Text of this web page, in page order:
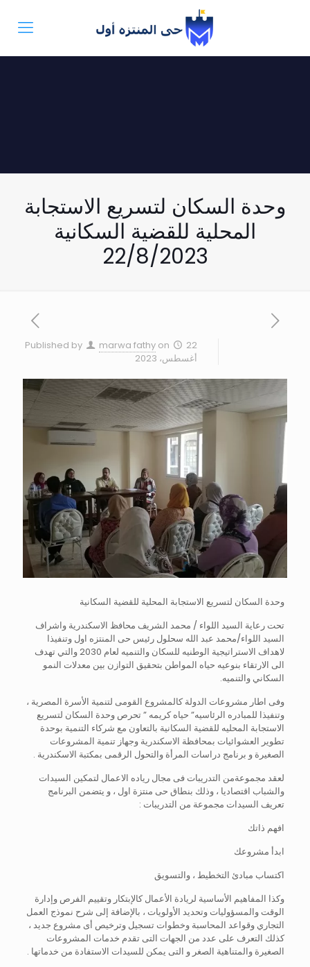
وحدة السكان لتسريع الاستجابة
المحلية للقضية السكانية
22/8/2023
Published by marwa fathy on
22
أغسطس، 2023
وحدة السكان لتسريع الاستجابة المحلية للقضية السكانية
تحت رعاية السيد اللواء / محمد الشريف محافظ الاسكندرية واشراف
السيد اللواء/محمد عبد الله سحلول رئيس حى المنتزه اول وتنفيذا
لاهداف الاستراتيجية الوطنيه للسكان والتنميه لعام 2030 والتي تهدف
الى الارتقاء بنوعيه حياه المواطن بتحقيق التوازن بين معدلات النمو
السكاني والتنميه.
وفى اطار مشروعات الدولة كالمشروع القومى لتنمية الأسرة المصرية ،
وتنفيذا للمبادره الرئاسيه” حياه كريمه ” تحرص وحدة السكان لتسريع
الاستجابة المحليه للقضية السكانية بالتعاون مع شركاء التنمية بوحدة
تطوير العشوائيات بمحافظة الاسكندرية وجهاز تنمية المشروعات
الصغيرة و برنامج دراسات المرأة والتحول الرقمى بمكتبة الاسكندرية .
لعقد مجموعةمن التدريبات فى مجال رياده الاعمال لتمكين السيدات
والشباب اقتصاديا ، وذلك بنطاق حى منتزة اول ، و يتضمن البرنامج
تعريف السيدات مجموعة من التدريبات :
افهم ذاتك
ابدأ مشروعك
اكتساب مبادئ التخطيط ، والتسويق
وكذا المفاهيم الأساسية لريادة الأعمال كالإبتكار وتقييم الفرص وإدارة
الوقت والمسؤوليات وتحديد الأولويات ، بالإضافة إلى شرح نموذج العمل
التجاري وقواعد المحاسبة وخطوات تسجيل وترخيص أى مشروع جديد ،
كذلك التعرف على عدد من الجهات التى تقدم خدمات المشروعات
الصغيرة والمتناهية الصغر و التى يمكن للسيدات الاستفادة من خدماتها .